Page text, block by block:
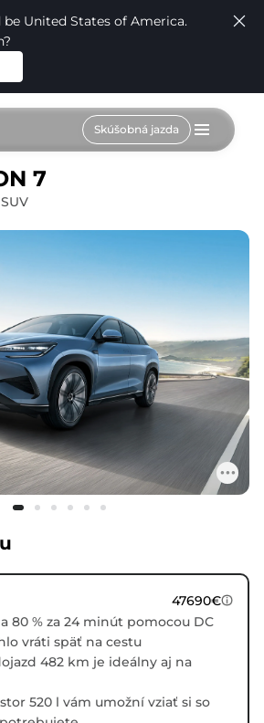
United States of America.
Skúšobná jazda
7
47690€
80 % za 24 minút pomocou DC
vráti späť na cestu
482 km je ideálny aj na
520 l vám umožní vziať si so